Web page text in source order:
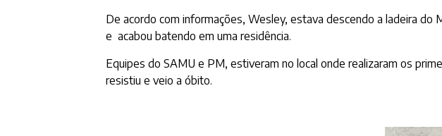
De acordo com informações, Wesley, estava descendo a ladeira do
e acabou batendo em uma residência.
Equipes do SAMU e PM, estiveram no local onde realizaram os
resistiu e veio a óbito.